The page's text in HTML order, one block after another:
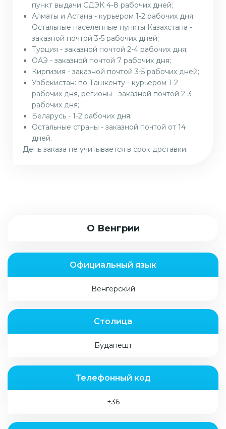
пункт выдачи СДЭК 4-8 рабочих дней;
Алматы и Астана - курьером 1-2 рабочих дня.
Остальные населенные пункты Казахстана -
заказной почтой 3-5 рабочих дней;
Турция - заказной почтой 2-4 рабочих дня;
ОАЭ - заказной почтой 7 рабочих дня;
Киргизия - заказной почтой 3-5 рабочих дней;
Узбекистан: по Ташкенту - курьером 1-2
рабочих дня, регионы - заказной почтой 2-3
рабочих дня;
Беларусь - 1-2 рабочих дня;
Остальные страны - заказной почтой от 14
дней.
День заказа не учитывается в срок доставки.
О Венгрии
Официальный язык
Венгерский
Столица
Будапешт
Телефонный код
+36